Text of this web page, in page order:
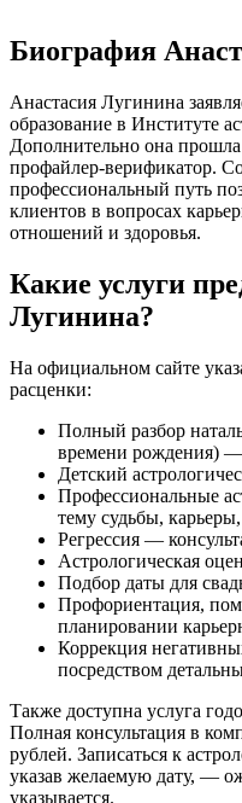
Биография
Анастасия Лугинина
образование в Институте
Дополнительно она
профайлер-верификатор.
профессиональный путь
клиентов в вопросах
отношений и здоровья.
Какие услуги
Лугинина?
На официальном сайте
расценки:
Полный разбор
времени рождения) —
Детский
Профессиональные
тему судьбы, карьеры,
Регрессия —
Астрологическая
Подбор даты для
Профориентация,
планировании
Коррекция
посредством
Также доступна услуга
Полная консультация в
рублей. Записаться к
указав желаемую дату, —
указывается.